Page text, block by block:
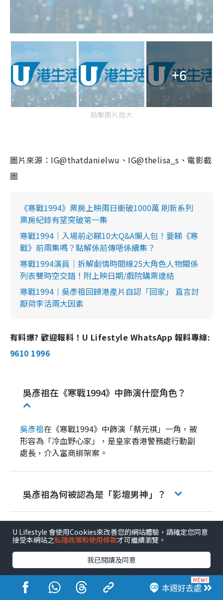
+6
點擊圖片放大
圖片來源：IG@thatdanielwu、IG@thelisa_s、電影截
圖
《寒戰1994》票房上映兩日衝破1000萬 刷新系列
票房紀錄有望突破第一集
寒戰1994｜入場前必睇10大Q&A懶人包！要睇《寒
戰》前兩集嗎？點解係前傳唔係續集？
寒戰1994演員｜拆解劇情時間線25大角色人物關係
列表雙時空交錯！附上映日期/戲院購票連結
寒戰1994｜吳彥祖回歸港產片自認「回家」 直言討
厭荷李活兩大因素
有料爆? 歡迎報料！U Lifestyle WhatsApp 報料專線:
9610 1996
吳彥祖在《寒戰1994》中飾演什麼角色？
吳彥祖在《寒戰1994》中飾演「蔡元祺」一角，被
形容為「冷血野心家」，是皇家香港警務處行動副
處長，介入富商綁架案。
吳彥祖為何被認為是「影壇男神」？
電影 吳彥祖 Lisa S
港生活人氣娛樂新聞
本週好去處
U Lifestyle 會使用Cookies來改善您的網站體驗，請確定您同意
接受本網站之私隱政策和使用條款才可繼續瀏覽。
我已閱讀及同意